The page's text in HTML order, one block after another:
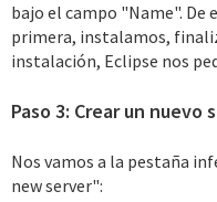
bajo el campo "Name". De
primera, instalamos,
instalación, Eclipse nos
Paso 3: Crear un nuevo
Nos vamos a la pestaña
new server":